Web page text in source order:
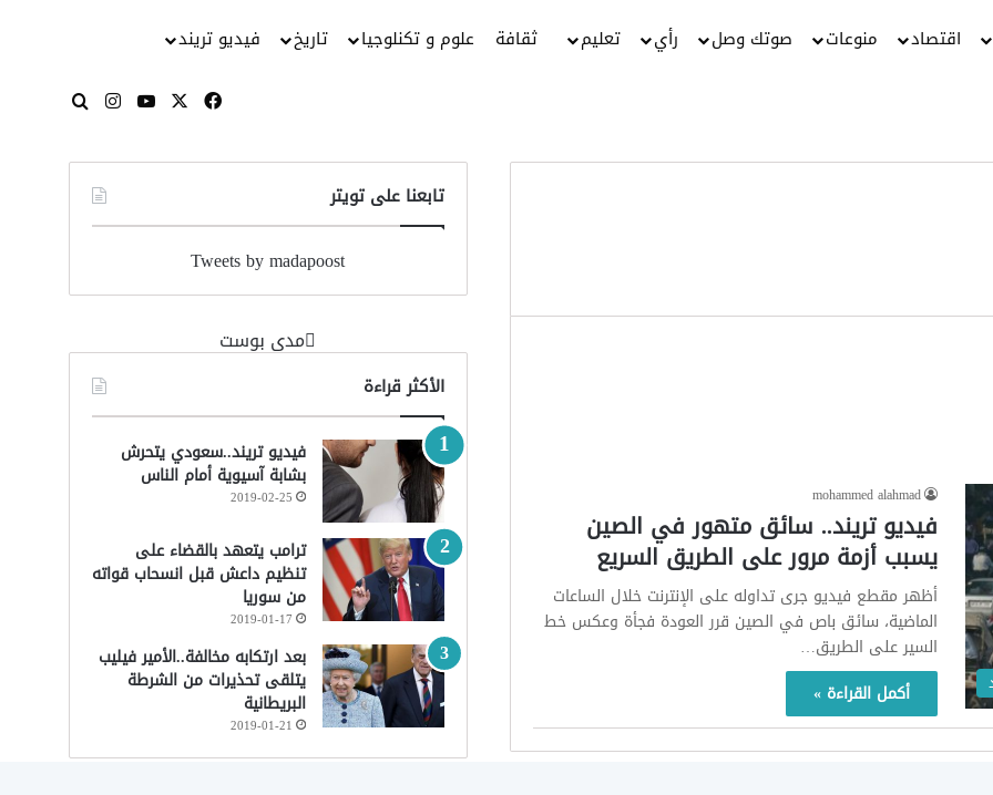
اقتصاد منوعات صوتك وصل رأي تعليم ثقافة علوم و تكنلوجيا تاريخ فيديو تريند
فيسبوك
‫X
‫YouTube
انستقرامبحث عن
mohammed alahmad
فيديو تريند.. سائق متهور في الصين
يسبب أزمة مرور على الطريق السريع
أظهر مقطع فيديو جرى تداوله على الإنترنت خلال الساعات
الماضية، سائق باص في الصين قرر العودة فجأة وعكس خط
السير على الطريق…
أكمل القراءة »
تابعنا على تويتر
Tweets by madapoost
‏مدى بوست‏
الأكثر قراءة
فيديو تريند..سعودي يتحرش
بشابة آسيوية أمام الناس
2019-02-25
ترامب يتعهد بالقضاء على
تنظيم داعش قبل انسحاب قواته
من سوريا
2019-01-17
بعد ارتكابه مخالفة..الأمير فيليب
يتلقى تحذيرات من الشرطة
البريطانية
2019-01-21